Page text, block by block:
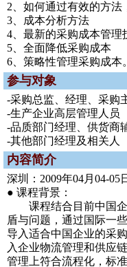
2、如何通过有效的方
3、成本分析方法
4、最新的采购成本管理
5、全面降低采购成本
6、策略性管理采购成本。
参与对象
-采购总监、经理、采购
-生产企业高层管理人员
-品质部门经理、供货商
-其他部门经理及相关人
内容简介
深圳：2009年04月04-05
● 课程背景：
课程结合目前中国企
盾与问题，通过国际一
导入适合中国企业的采
入企业物流管理和供应
管理上符合流程化，标